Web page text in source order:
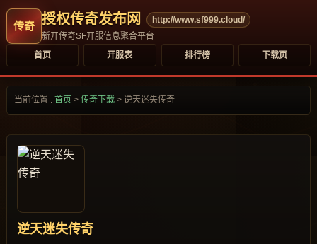
授权传奇发布网
http://www.sf999.cloud/
新开传奇SF开服信息聚合平台
首页
开服表 排行榜 下载页
当前位置 : 首页 > 传奇下载 > 逆天迷失传奇
逆天迷失传奇